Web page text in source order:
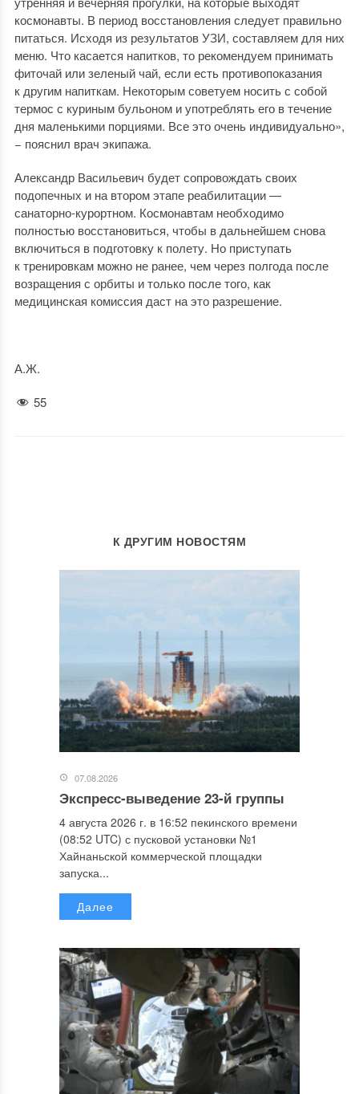
космонавты. В период восстановления следует правильно
питаться. Исходя из результатов УЗИ, составляем для них
меню. Что касается напитков, то рекомендуем принимать
фиточай или зеленый чай, если есть противопоказания
к другим напиткам. Некоторым советуем носить с собой
термос с куриным бульоном и употреблять его в течение
дня маленькими порциями. Все это очень индивидуально»,
− пояснил врач экипажа.
Александр Васильевич будет сопровождать своих
подопечных и на втором этапе реабилитации —
санаторно-курортном. Космонавтам необходимо
полностью восстановиться, чтобы в дальнейшем снова
включиться в подготовку к полету. Но приступать
к тренировкам можно не ранее, чем через полгода после
возращения с орбиты и только после того, как
медицинская комиссия даст на это разрешение.
А.Ж.
55
К ДРУГИМ НОВОСТЯМ
07.08.2026
Экспресс-выведение 23-й группы
4 августа 2026 г. в 16:52 пекинского времени
(08:52 UTC) с пусковой установки №1
Хайнаньской коммерческой площадки
запуска...
Далее